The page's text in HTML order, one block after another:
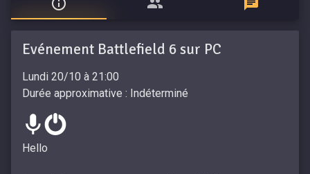
Evénement Battlefield 6 sur PC
Lundi 20/10 à 21:00
Durée approximative : Indéterminé
Hello​